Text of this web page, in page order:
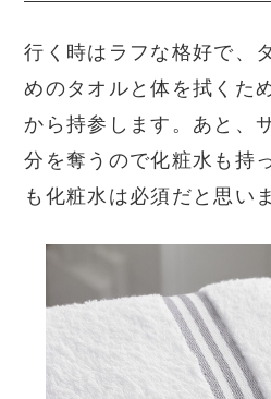
行く時はラフな格好で、
めのタオルと体を拭くた
から持参します。あと、
分を奪うので化粧水も持
も化粧水は必須だと思い